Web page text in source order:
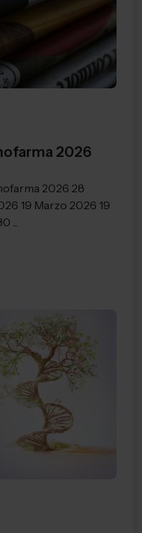
2026
2026 28
19 Marzo 2026 19